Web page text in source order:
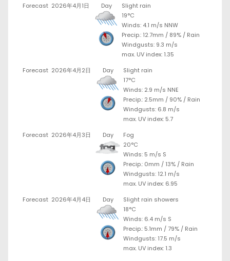
Forecast 2026年4月1日 Day
Slight rain
19°C
Winds: 4.1 m/s NNW
Precip.: 12.7mm / 89% / Rain
Windgusts: 9.3 m/s
max. UV index: 1.35
Forecast 2026年4月2日 Day
Slight rain
17°C
Winds: 2.9 m/s NNE
Precip.: 2.5mm / 90% / Rain
Windgusts: 6.8 m/s
max. UV index: 5.7
Forecast 2026年4月3日 Day
Fog
20°C
Winds: 5 m/s S
Precip.: 0mm / 13% / Rain
Windgusts: 12.1 m/s
max. UV index: 6.95
Forecast 2026年4月4日 Day
Slight rain showers
18°C
Winds: 6.4 m/s S
Precip.: 5.1mm /79% / Rain
Windgusts: 17.5 m/s
max. UV index: 1.3